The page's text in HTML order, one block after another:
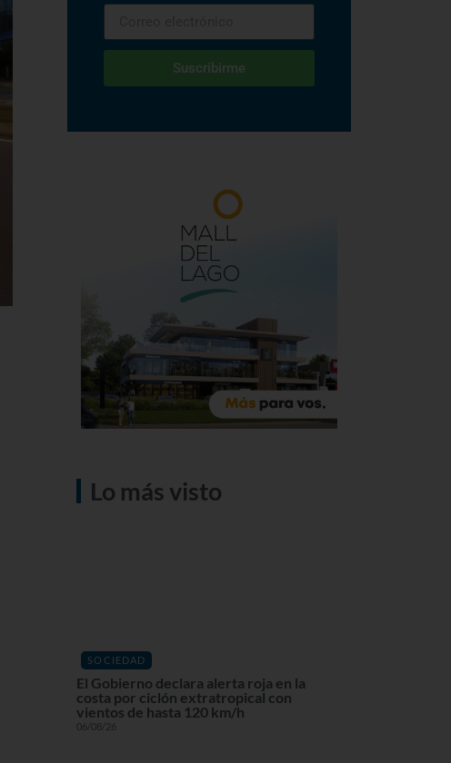
Suscribirme
Lo más visto
SOCIEDAD
El Gobierno declara alerta roja en la
costa por ciclón extratropical con
vientos de hasta 120 km/h
06/08/26